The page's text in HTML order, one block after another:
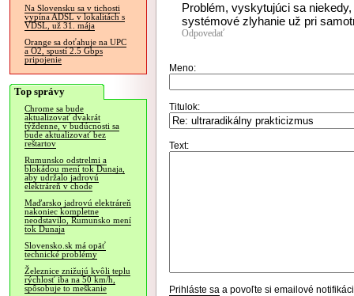
Na Slovensku sa v tichosti
vypína ADSL v lokalitách s
VDSL, už 31. mája
Orange sa doťahuje na UPC
a O2, spustí 2.5 Gbps
pripojenie
Top správy
Chrome sa bude
aktualizovať dvakrát
týždenne, v budúcnosti sa
bude aktualizovať bez
reštartov
Rumunsko odstrelmi a
blokádou mení tok Dunaja,
aby udržalo jadrovú
elektráreň v chode
Maďarsko jadrovú elektráreň
nakoniec kompletne
neodstavilo, Rumunsko mení
tok Dunaja
Slovensko.sk má opäť
technické problémy
Železnice znižujú kvôli teplu
rýchlosť iba na 50 km/h,
spôsobuje to meškanie
Problém, vyskytujúci sa
systémové zlyhanie už pri
Odpovedať
Meno:
Titulok:
Text:
Prihláste sa a povoľte si emailové